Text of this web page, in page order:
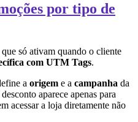
por tipo de
só ativam quando o cliente
com UTM Tags.
a origem e a campanha da
aparece apenas para
acessar a loja diretamente não